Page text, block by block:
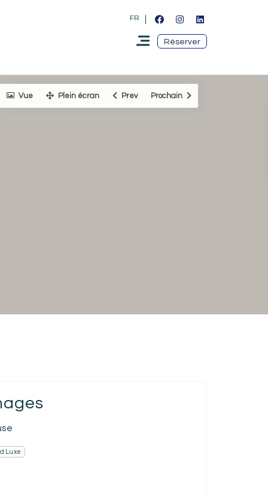
FR
Réserver
Vue Plein écran Prev Prochain
Luxe